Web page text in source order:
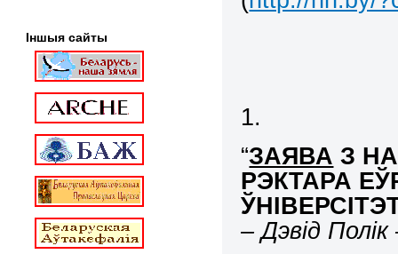
1.
“ЗАЯВА З
РЭКТАРА
– Дэвід
Іншыя сайты